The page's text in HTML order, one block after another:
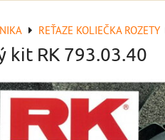
REŤAZE KOLIEČKA ROZETY
kit RK 793.03.40